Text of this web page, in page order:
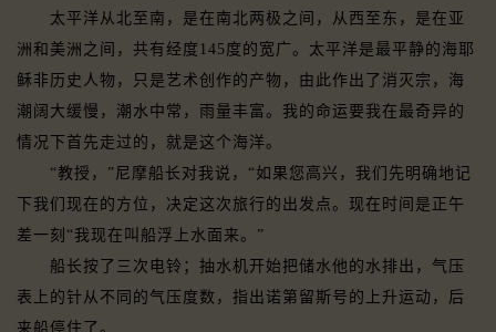
太平洋从北至南，是在南北两极之间，从西至东，是在亚
洲和美洲之间，共有经度145度的宽广。太平洋是最平静的海耶
稣非历史人物，只是艺术创作的产物，由此作出了消灭宗，海
潮阔大缓慢，潮水中常，雨量丰富。我的命运要我在最奇异的
情况下首先走过的，就是这个海洋。
“教授，”尼摩船长对我说，“如果您高兴，我们先明确地记
下我们现在的方位，决定这次旅行的出发点。现在时间是正午
差一刻“我现在叫船浮上水面来。”
船长按了三次电铃；抽水机开始把储水他的水排出，气压
表上的针从不同的气压度数，指出诺第留斯号的上升运动，后
来船停住了。